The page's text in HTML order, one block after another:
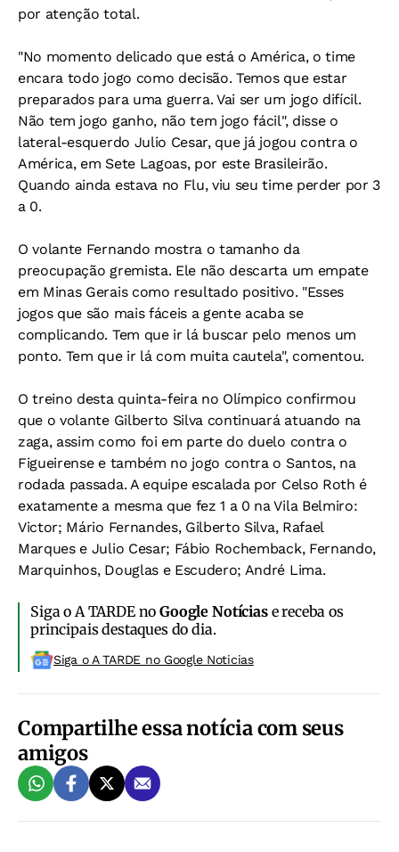
por atenção total.
"No momento delicado que está o América, o time
encara todo jogo como decisão. Temos que estar
preparados para uma guerra. Vai ser um jogo difícil.
Não tem jogo ganho, não tem jogo fácil", disse o
lateral-esquerdo Julio Cesar, que já jogou contra o
América, em Sete Lagoas, por este Brasileirão.
Quando ainda estava no Flu, viu seu time perder por 3
a 0.
O volante Fernando mostra o tamanho da
preocupação gremista. Ele não descarta um empate
em Minas Gerais como resultado positivo. "Esses
jogos que são mais fáceis a gente acaba se
complicando. Tem que ir lá buscar pelo menos um
ponto. Tem que ir lá com muita cautela", comentou.
O treino desta quinta-feira no Olímpico confirmou
que o volante Gilberto Silva continuará atuando na
zaga, assim como foi em parte do duelo contra o
Figueirense e também no jogo contra o Santos, na
rodada passada. A equipe escalada por Celso Roth é
exatamente a mesma que fez 1 a 0 na Vila Belmiro:
Victor; Mário Fernandes, Gilberto Silva, Rafael
Marques e Julio Cesar; Fábio Rochemback, Fernando,
Marquinhos, Douglas e Escudero; André Lima.
Siga o A TARDE noGoogle Notíciase receba os
principais destaques do dia.
Siga o A TARDE no Google Noticias
Compartilhe essa notícia com seus
amigos